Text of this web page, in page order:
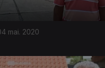
mai. 2020